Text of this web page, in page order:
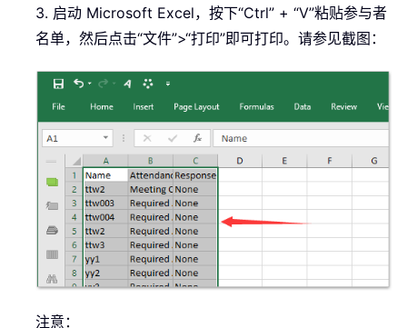
3. 启动 Microsoft Excel，按下“Ctrl” + “V”粘贴参与者
名单，然后点击“文件”>“打印”即可打印。请参见截图：
注意：